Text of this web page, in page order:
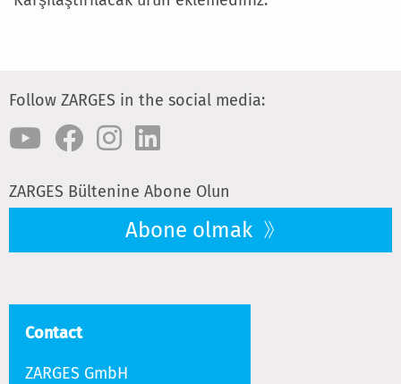
Follow ZARGES in the social media:
ZARGES Bültenine Abone Olun
Abone olmak
Contact
ZARGES GmbH